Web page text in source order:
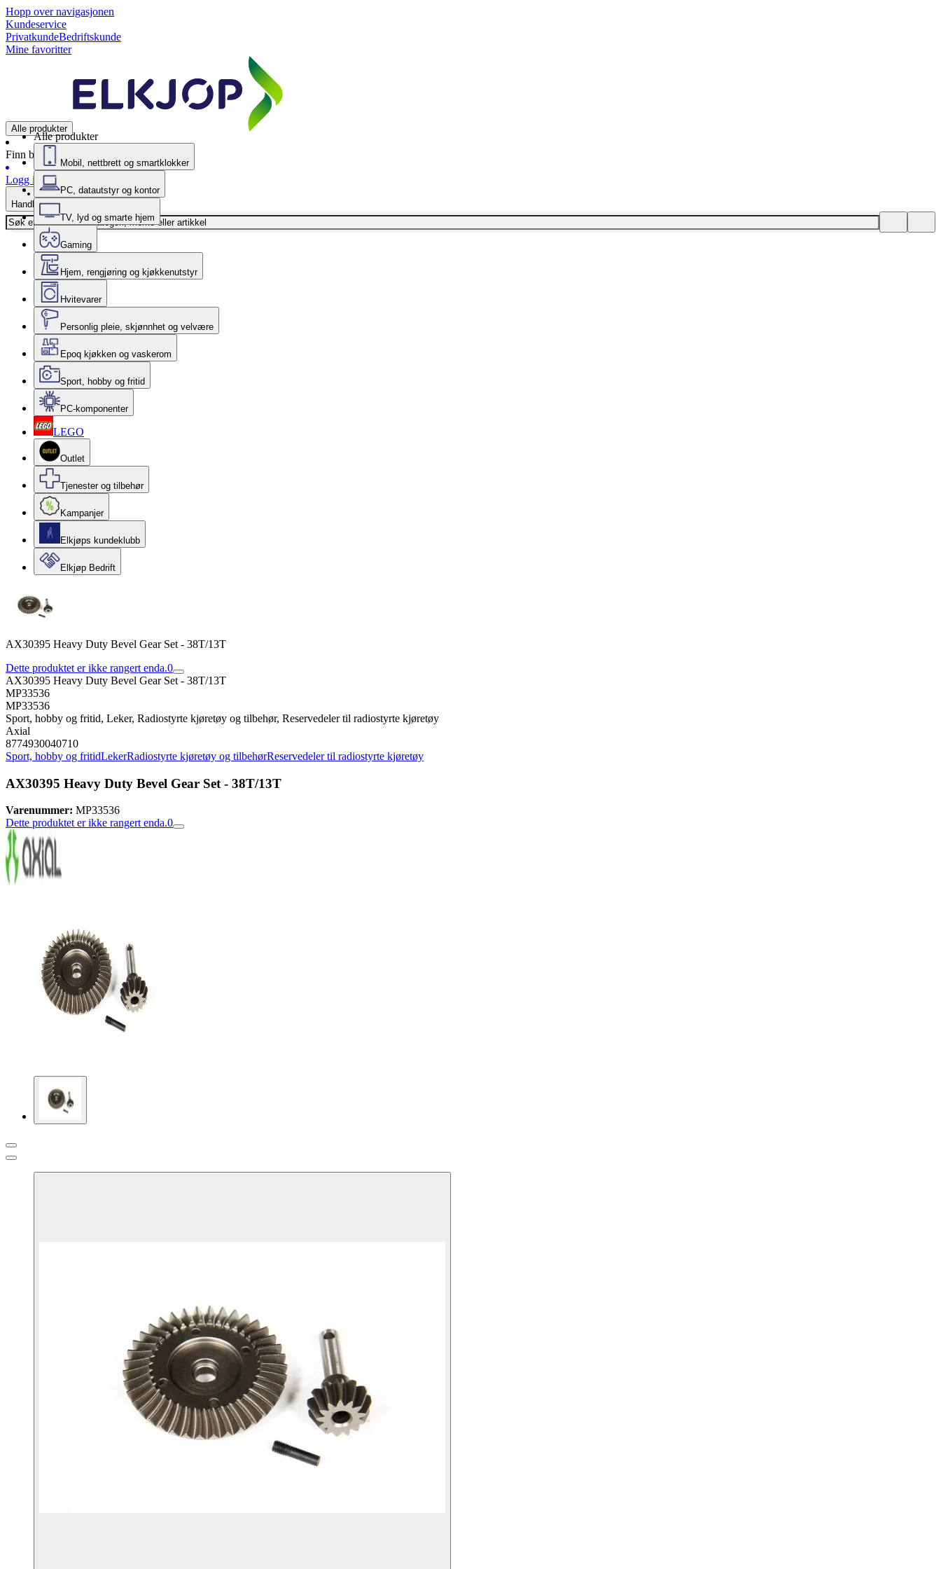
Hopp over navigasjonen
Kundeservice
PrivatkundeBedriftskunde
Mine favoritter
Alle produkter
Finn butikk
Logg inn
Handlekurv
Alle produkter
Mobil, nettbrett og smartklokker
PC, datautstyr og kontor
TV, lyd og smarte hjem
Gaming
Hjem, rengjøring og kjøkkenutstyr
Hvitevarer
Personlig pleie, skjønnhet og velvære
Epoq kjøkken og vaskerom
Sport, hobby og fritid
PC-komponenter
LEGO
Outlet
Tjenester og tilbehør
Kampanjer
Elkjøps kundeklubb
Elkjøp Bedrift
AX30395 Heavy Duty Bevel Gear Set - 38T/13T
Dette produktet er ikke rangert enda.0
AX30395 Heavy Duty Bevel Gear Set - 38T/13T
MP33536
MP33536
Sport, hobby og fritid, Leker, Radiostyrte kjøretøy og tilbehør, Reservedeler til radiostyrte kjøretøy
Axial
8774930040710
Sport, hobby og fritidLekerRadiostyrte kjøretøy og tilbehørReservedeler til radiostyrte kjøretøy
AX30395 Heavy Duty Bevel Gear Set - 38T/13T
Varenummer: MP33536
Dette produktet er ikke rangert enda.0